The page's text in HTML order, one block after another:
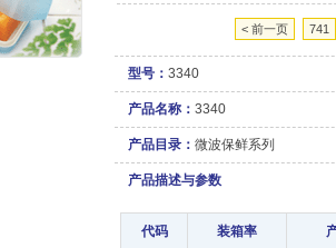
< 前一页 741
型号： 3340
产品名称： 3340
产品目录： 微波保鲜系列
产品描述与参数
代码 装箱率